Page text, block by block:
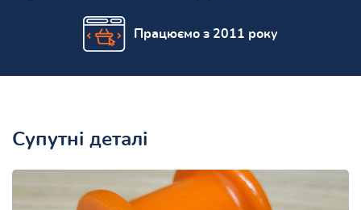
Працюємо з 2011 року
Супутні деталі